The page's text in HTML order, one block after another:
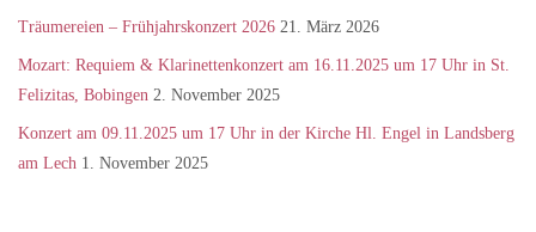
Träumereien – Frühjahrskonzert 2026 21. März 2026
Mozart: Requiem & Klarinettenkonzert am 16.11.2025 um 17 Uhr in St.
Felizitas, Bobingen 2. November 2025
Konzert am 09.11.2025 um 17 Uhr in der Kirche Hl. Engel in Landsberg
am Lech 1. November 2025